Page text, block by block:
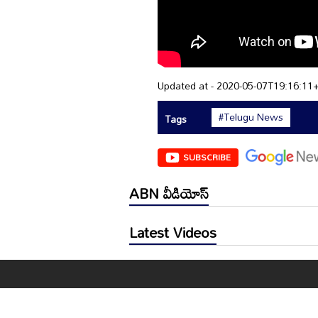
Updated at - 2020-05-
Tags
#Telugu News
SUBSCRIBE
ABN వీడియోస్
Latest Videos